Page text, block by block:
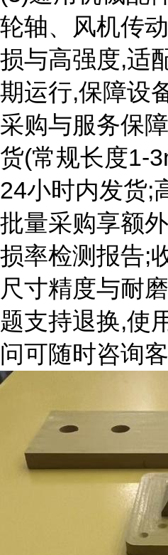
轮轴、风机传
损与高强度,适
期运行,保障设
采购与服务保
货(常规长度1-
24小时内发货;
批量采购享额
损率检测报告;
尺寸精度与耐
题支持退换,使
问可随时咨询